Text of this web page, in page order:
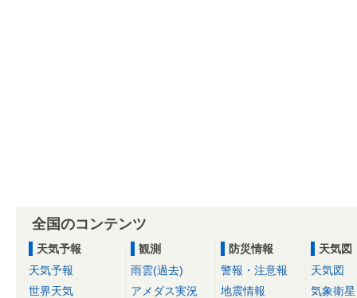
全国のコンテンツ
天気予報
天気予報
世界天気
観測
雨雲(過去)
アメダス実況
防災情報
警報・注意報
地震情報
天気図
天気図
気象衛星